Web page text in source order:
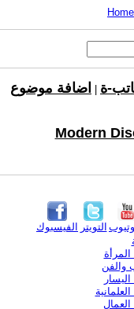
Home
ة
اضافة موضوع
Modern
الفيسبوك التويتر
المرأة
والفن
اليسار
العمال